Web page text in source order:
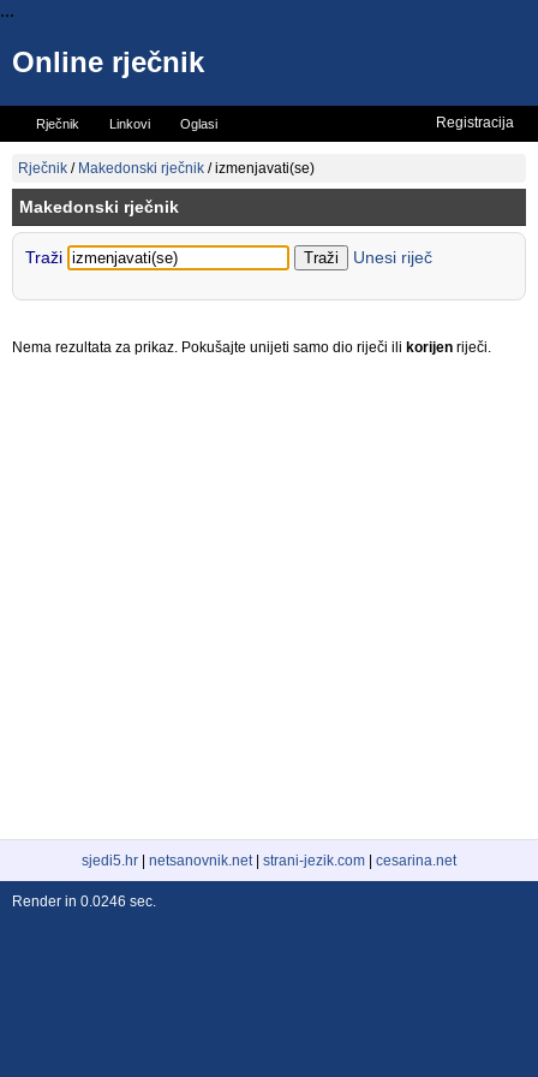
...
Online rječnik
Rječnik Linkovi Oglasi
Vicevi
Registracija
Rječnik / Makedonski rječnik /izmenjavati(se)
Makedonski rječnik
Traži Unesi riječ
Nema rezultata za prikaz. Pokušajte unijeti samo dio riječi ili korijen riječi.
sjedi5.hr netsanovnik.net| strani-jezik.com cesarina.net
Render in 0.0246 sec.